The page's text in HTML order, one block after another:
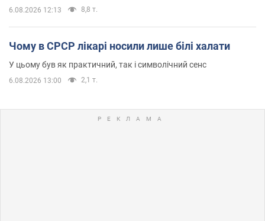
6.08.2026 12:13 8,8 т.
Чому в СРСР лікарі носили лише білі халати
У цьому був як практичний, так і символічний сенс
6.08.2026 13:00 2,1 т.